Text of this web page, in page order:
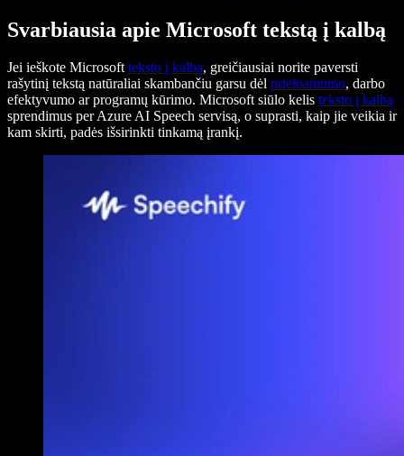
Svarbiausia apie Microsoft tekstą į kalbą
Jei ieškote Microsoftteksto į kalbą, greičiausiai norite paversti
rašytinį tekstą natūraliai skambančiu garsu dėl prieinamumo, darbo
efektyvumo ar programų kūrimo. Microsoft siūlo kelis teksto į kalbą
sprendimus per Azure AI Speech servisą, o suprasti, kaip jie veikia ir
kam skirti, padės išsirinkti tinkamą įrankį.